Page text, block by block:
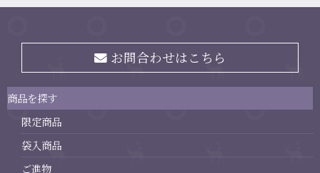
お問合わせはこちら
商品を探す
限定商品
袋入商品
ご進物